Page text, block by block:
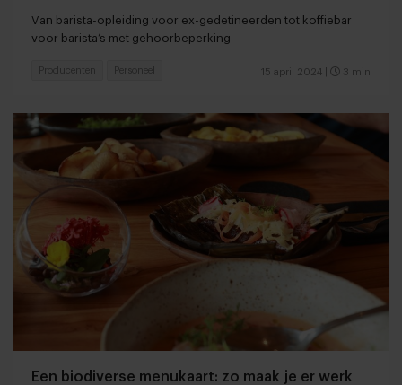
Van barista-opleiding voor ex-gedetineerden tot koffiebar
voor barista’s met gehoorbeperking
15 april 2024 3 min
Producenten Personeel
Een biodiverse menukaart: zo maak je er werk